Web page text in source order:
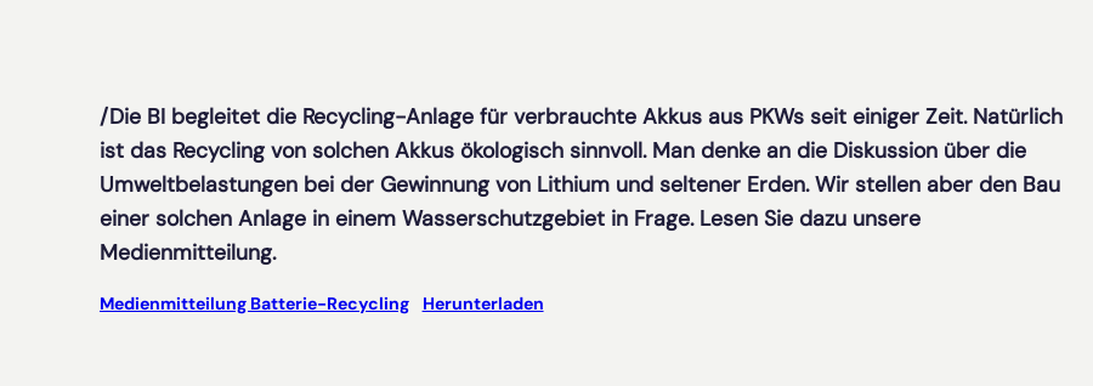
/Die BI begleitet die Recycling-Anlage für verbrauchte Akkus aus PKWs seit einiger Zeit. Natürlich
ist das Recycling von solchen Akkus ökologisch sinnvoll. Man denke an die Diskussion über die
Umweltbelastungen bei der Gewinnung von Lithium und seltener Erden. Wir stellen aber den Bau
einer solchen Anlage in einem Wasserschutzgebiet in Frage. Lesen Sie dazu unsere
Medienmitteilung.
Medienmitteilung Batterie-Recycling Herunterladen